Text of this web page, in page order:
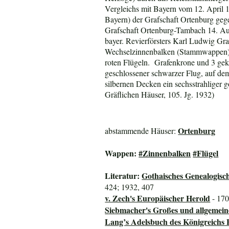
Vergleichs mit Bayern vom 12. April
Bayern) der Grafschaft Ortenburg
Grafschaft Ortenburg-Tambach 14.
bayer. Revierförsters Karl Ludwig
Wechselzinnenbalken
roten Flügeln. Grafenkrone und 3
geschlossener schwarzer Flug, auf
silbernen Decken ein sechsstrahliger
Gräflichen Häuser, 105. Jg. 1932)
abstammende Häuser:Ortenburg
Wappen:#Zinnenbalken #Flügel
Literatur:Gothaisches
424; 1932, 407
v. Zech's Europäischer Herold -
Siebmacher's Großes und
Lang’s Adelsbuch des Königreichs